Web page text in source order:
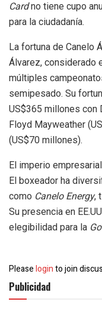
Cardno tiene cupo
para la ciudadanía.
La fortuna de Canelo
Álvarez, considerado
múltiples
semipesado. Su
US$365 millones con
Floyd Mayweather
(US$70 millones).
El imperio
El boxeador ha
como Canelo Energy,
Su presencia en
elegibilidad para la
Pleaseloginto join
Publicidad